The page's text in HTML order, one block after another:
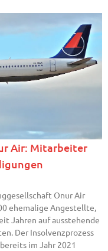
Air: Mitarbeiter
Onur Air
ehemalige Angestellte,
Jahren auf ausstehende
Der Insolvenzprozess
im Jahr 2021